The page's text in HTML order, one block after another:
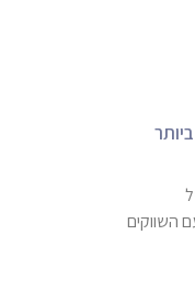
ביותר
השווקים